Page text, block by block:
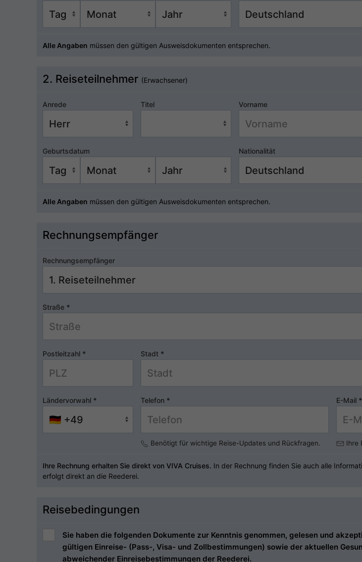
Alle Angaben müssen den gültigen Ausweisdokumenten entsprechen.
2. Reiseteilnehmer (Erwachsener)
Anrede Titel Vorname
Geburtsdatum Nationalität
Alle Angaben müssen den gültigen Ausweisdokumenten entsprechen.
Rechnungsempfänger
Rechnungsempfänger
Straße *
Postleitzahl * Stadt *
Ländervorwahl * Telefon *
Benötigt für wichtige Reise-Updates und Rückfragen.
E-Mail *
Ihre
Ihre Rechnung erhalten Sie direkt von VIVA Cruises. In der Rechnung finden Sie auch alle
erfolgt direkt an die Reederei.
Reisebedingungen
Sie haben die folgenden Dokumente zur Kenntnis genommen, gelesen und
gültigen Einreise- (Pass-, Visa- und Zollbestimmungen) sowie der aktuellen
abweichender Einreisebestimmungen der Reederei.